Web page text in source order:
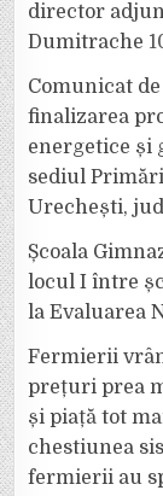
director
Dumitrache
Comunicat
finalizarea
energetice și
sediul
Urechești,
Școala
locul I între
la Evaluarea
Fermierii
prețuri prea
și piață tot
chestiunea
fermierii au